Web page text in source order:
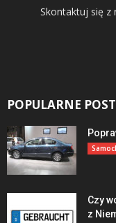
Skontaktuj się z
POPULARNE
Czy
z